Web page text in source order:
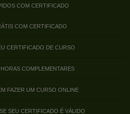
COM CERTIFICADO
COM CERTIFICADO
CERTIFICADO DE CURSO
COMPLEMENTARES
FAZER UM CURSO ONLINE
SEU CERTIFICADO É VÁLIDO